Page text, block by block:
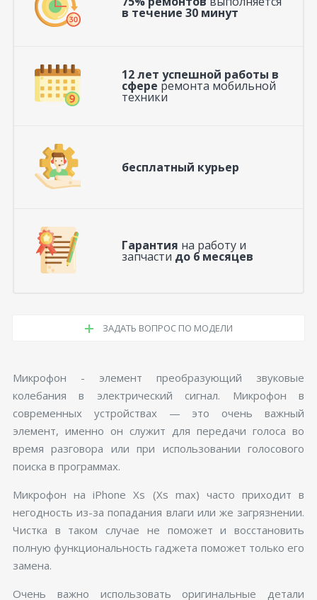
в течение 30 минут
12 лет успешной работы в
сфере ремонта мобильной
техники
бесплатный курьер
Гарантия на работу и
запчасти до 6 месяцев
ЗАДАТЬ ВОПРОС ПО МОДЕЛИ
Микрофон - элемент преобразующий звуковые
колебания в электрический сигнал. Микрофон в
современных устройствах — это очень важный
элемент, именно он служит для передачи голоса во
время разговора или при использовании голосового
поиска в программах.
Микрофон на iPhone Xs (Xs max) часто приходит в
негодность из-за попадания влаги или же загрязнении.
Чистка в таком случае не поможет и восстановить
полную функциональность гаджета поможет только его
замена.
Очень важно использовать оригинальные детали